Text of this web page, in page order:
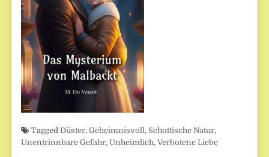
Tagged Düster,Geheimnisvoll , Schottische Natur,
Unentrinnbare Gefahr,Unheimlich,Verbotene Liebe